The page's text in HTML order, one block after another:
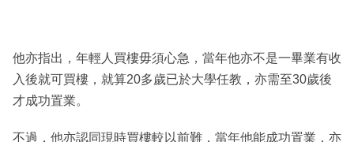
他亦指出，年輕人買樓毋須心急，當年他亦不是一畢業有收
入後就可買樓，就算20多歲已於大學任教，亦需至30歲後
才成功置業。
不過，他亦認同現時買樓較以前難，當年他能成功置業，亦